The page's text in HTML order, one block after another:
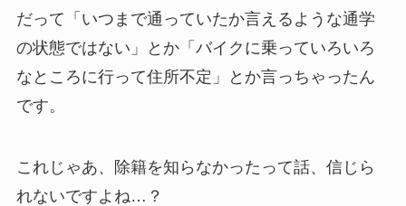
だって「いつまで通っていたか言えるような通学
の状態ではない」とか「バイクに乗っていろいろ
なところに行って住所不定」とか言っちゃったん
です。
これじゃあ、除籍を知らなかったって話、信じら
れないですよね…？